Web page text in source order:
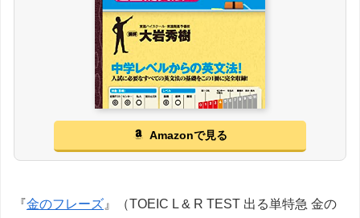
Amazonで見る
『金のフレーズ 』（TOEIC L & R TEST 出る単特急 金の